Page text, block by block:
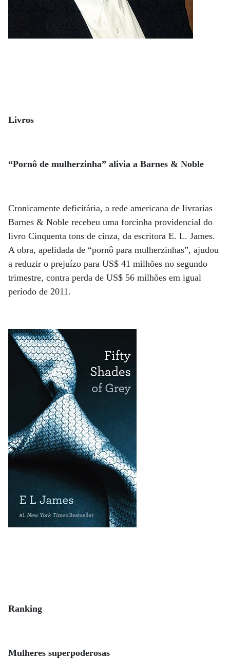
Livros
“Pornô de mulherzinha” alivia a Barnes & Noble
Cronicamente deficitária, a rede americana de livrarias
Barnes & Noble recebeu uma forcinha providencial do
livro Cinquenta tons de cinza, da escritora E. L. James.
A obra, apelidada de “pornô para mulherzinhas”, ajudou
a reduzir o prejuízo para US$ 41 milhões no segundo
trimestre, contra perda de US$ 56 milhões em igual
período de 2011.
Ranking
Mulheres superpoderosas